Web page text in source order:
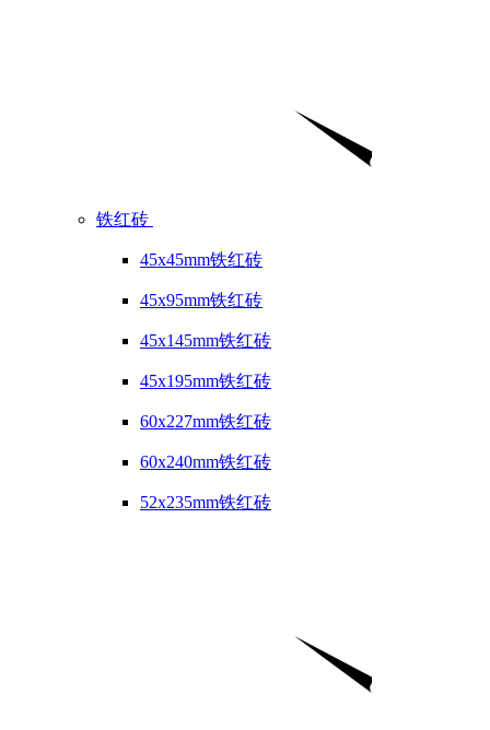
铁红砖
45x45mm铁红砖
45x95mm铁红砖
45x145mm铁红砖
45x195mm铁红砖
60x227mm铁红砖
60x240mm铁红砖
52x235mm铁红砖